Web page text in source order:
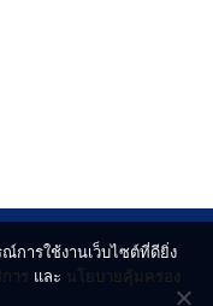
การใช้งานเว็บไซต์ที่ดียิ่ง
าร และ นโยบายคุ้มครอง